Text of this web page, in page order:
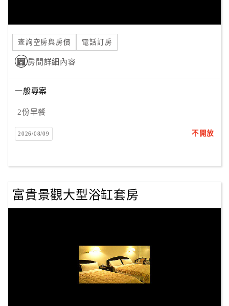
提
案
合
商
合
作
查詢空房與房價 電話訂房
房間詳細內容
一般專案
2份早餐
2026/08/09 不開放
富貴景觀大型浴缸套房